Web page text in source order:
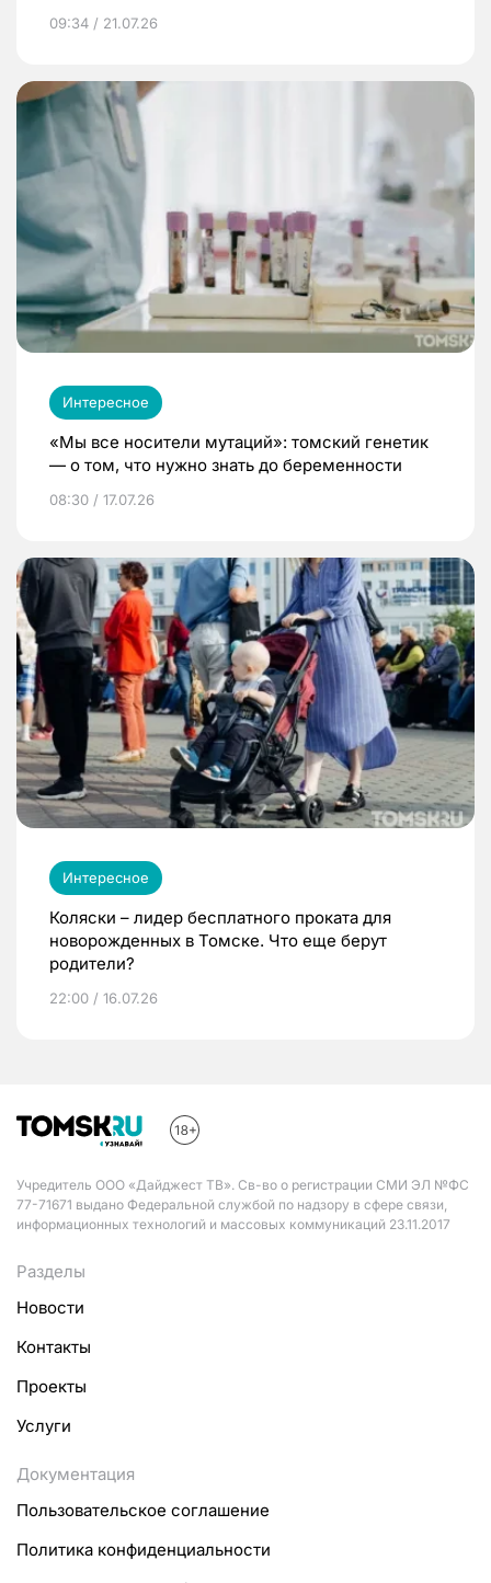
09:34 / 21.07.26
Интересное
«Мы все носители мутаций»: томский генетик
— о том, что нужно знать до беременности
08:30 / 17.07.26
Интересное
Коляски – лидер бесплатного проката для
новорожденных в Томске. Что еще берут
родители?
22:00 / 16.07.26
Учредитель ООО «Дайджест ТВ». Св-во о регистрации СМИ ЭЛ №ФС
77-71671 выдано Федеральной службой по надзору в сфере связи,
информационных технологий и массовых коммуникаций 23.11.2017
Разделы
Новости
Контакты
Проекты
Услуги
Документация
Пользовательское соглашение
Политика конфиденциальности